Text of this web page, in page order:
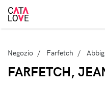
Negozio Farfetch
FARFETCH,